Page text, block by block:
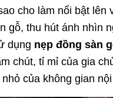
cho làm nổi bật lên
gỗ, thu hút ánh nhìn
dụng nẹp đồng sàn
chút, tỉ mỉ của gia
của không gian